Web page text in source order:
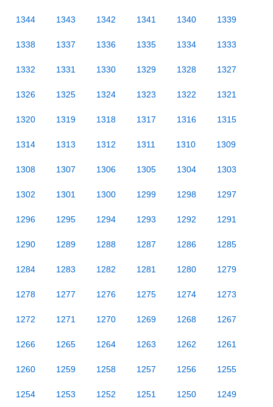
1344 1343 1342 1341 1340 1339
1338 1337 1336 1335 1334 1333
1332 1331 1330 1329 1328 1327
1326 1325 1324 1323 1322 1321
1320 1319 1318 1317 1316 1315
1314 1313 1312 1311 1310 1309
1308 1307 1306 1305 1304 1303
1302 1301 1300 1299 1298 1297
1296 1295 1294 1293 1292 1291
1290 1289 1288 1287 1286 1285
1284 1283 1282 1281 1280 1279
1278 1277 1276 1275 1274 1273
1272 1271 1270 1269 1268 1267
1266 1265 1264 1263 1262 1261
1260 1259 1258 1257 1256 1255
1254 1253 1252 1251 1250 1249